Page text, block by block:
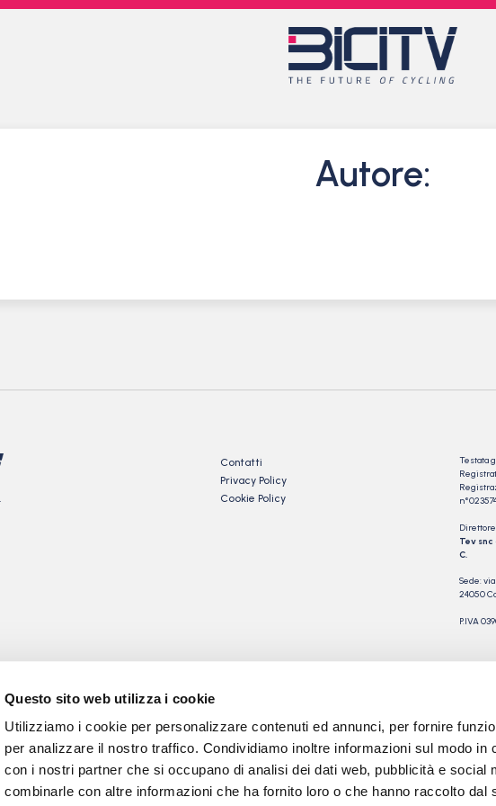
Questo sito web utilizza i cookie
Utilizziamo i cookie per personalizzare contenuti ed annunci, per fornire
per analizzare il nostro traffico. Condividiamo inoltre informazioni sul modo in
con i nostri partner che si occupano di analisi dei dati web, pubblicità e social
combinarle con altre informazioni che ha fornito loro o che hanno raccolto dal
Autore:
Contatti
Privacy Policy
Cookie Policy
Testata
Tev
C.
Sede:
24050
P.IVA